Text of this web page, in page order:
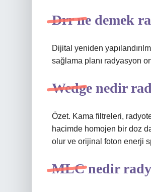
Drr ne demek
Dijital yeniden
sağlama planı radyasyon
Wedge nedir
Özet. Kama filtreleri,
hacimde homojen bir doz
olur ve orijinal foton enerji
MLC nedir